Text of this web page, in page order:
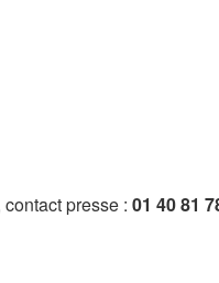
presse : 01 40 81